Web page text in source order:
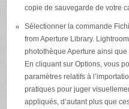
copie de sauvegarde de votre
Sélectionner la commande
from Aperture Library.
photothèque Aperture ainsi que
En cliquant sur Options, vous
paramètres relatifs à
pratiques pour juger
appliqués, d’autant plus que